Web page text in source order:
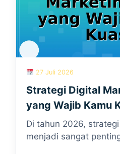
27 Juli 2026
Strategi Digital
yang Wajib Kamu
Di tahun 2026,
menjadi sangat